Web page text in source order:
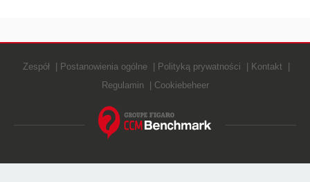
Zespół Postanowienia ogólne Polityką prywatności
Kontakt
Regulamin
Cookiebeheer